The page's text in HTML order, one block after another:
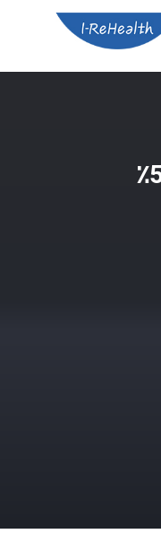
10-15 ثانية ورنيش أسنان للأسنان الحساسة 5٪